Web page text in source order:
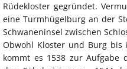
Rüdekloster gegründet.
eine Turmhügelburg an der
Schwaneninsel zwischen
Obwohl Kloster und Burg bis
kommt es 1538 zur Aufgabe